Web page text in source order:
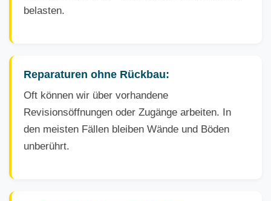
belasten.
Reparaturen ohne Rückbau:
Oft können wir über vorhandene
Revisionsöffnungen oder Zugänge arbeiten. In
den meisten Fällen bleiben Wände und Böden
unberührt.